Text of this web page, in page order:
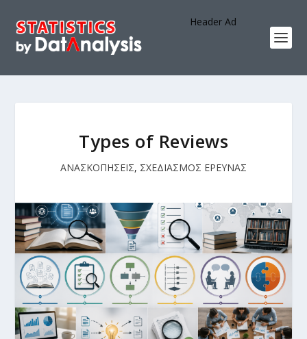
Header Ad
Types of Reviews
ΑΝΑΣΚΟΠΗΣΕΙΣ, ΣΧΕΔΙΑΣΜΟΣ ΕΡΕΥΝΑΣ